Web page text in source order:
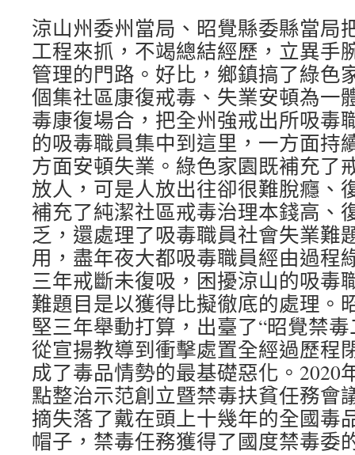
涼山州委州當局、昭覺縣委縣當局
工程來抓，不竭總結經歷，立異手
管理的門路。好比，鄉鎮搞了綠色
個集社區康復戒毒、失業安頓為一
毒康復場合，把全州強戒出所吸毒
的吸毒職員集中到這里，一方面持
方面安頓失業。綠色家園既補充了
放人，可是人放出往卻很難脫癮、
補充了純潔社區戒毒治理本錢高、
乏，還處理了吸毒職員社會失業難
用，盡年夜大都吸毒職員經由過程
三年戒斷未復吸，困擾涼山的吸毒
難題目是以獲得比擬徹底的處理。
堅三年舉動打算，出臺了“昭覺禁
從宣揚教導到衝擊處置全經過歷程
成了毒品情勢的最基礎惡化。2020
點整治示范創立暨禁毒扶貧任務會
摘失落了戴在頭上十幾年的全國毒
帽子，禁毒任務獲得了國度禁毒委